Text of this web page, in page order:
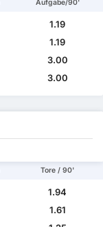
Aufgabe/90'
1.19
1.19
3.00
3.00
Tore / 90'
1.94
1.61